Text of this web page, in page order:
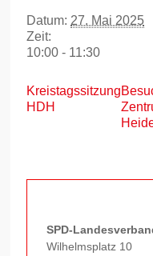
Datum: 27. Mai 2025
Zeit:
10:00 - 11:30
Kreistagssitzung
HDH
SPD-
Wilhelmsplatz 10